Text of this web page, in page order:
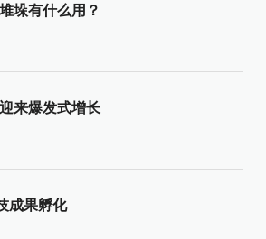
垛有什么用？
来爆发式增长
成果孵化